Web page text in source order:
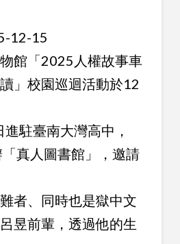
12-15
館「2025人權故事車
」校園巡迴活動於12
駐臺南大灣高中，
真人圖書館」，邀請
者、同時也是獄中文
昱前輩，透過他的生